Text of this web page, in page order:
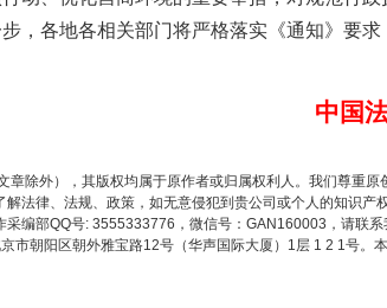
，各地各相关部门将严格落实《通知》要
中国
章除外），其版权均属于原作者或归属权利人。我们尊重
法律、法规、政策，如无意侵犯到贵公司或个人的知识产
编部QQ号: 3555333776，微信号：GAN160003，请联
朝阳区朝外雅宝路12号（华声国际大厦）1层 1 2 1号。
全